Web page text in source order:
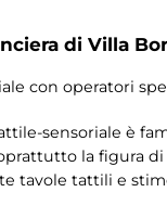
di Villa
con operatori
sensoriale è
la figura
tavole tattili e